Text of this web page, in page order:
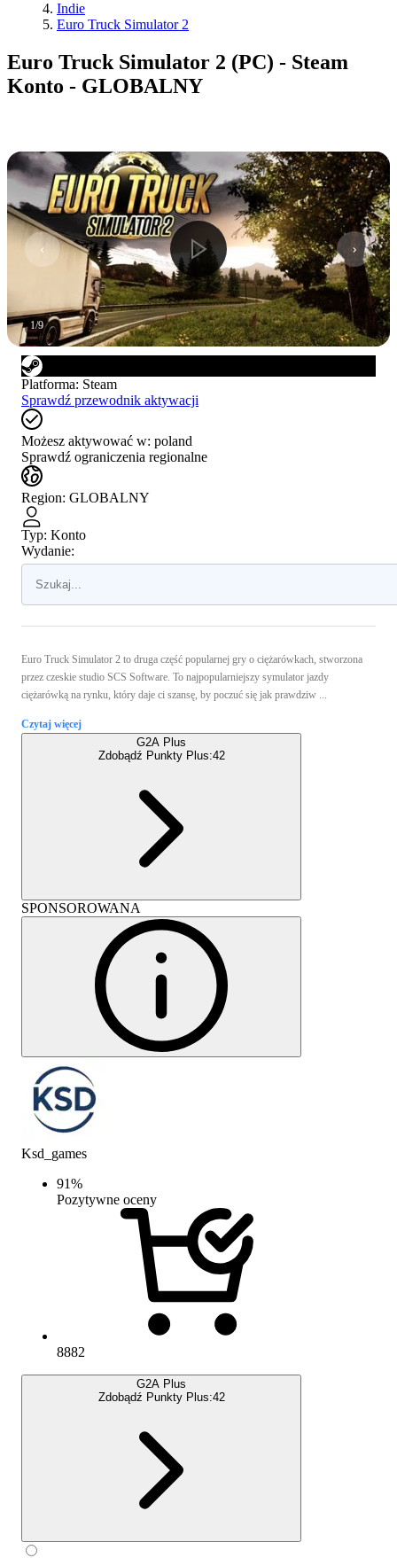
Indie
Euro Truck Simulator 2
Euro Truck Simulator 2 (PC) - Steam
Konto - GLOBALNY
1/9
Platforma: Steam
Sprawdź przewodnik aktywacji
Możesz aktywować w: poland
Sprawdź ograniczenia regionalne
Region: GLOBALNY
Typ: Konto
Wydanie:
Euro Truck Simulator 2 to druga część popularnej gry o ciężarówkach, stworzona
przez czeskie studio SCS Software. To najpopularniejszy symulator jazdy
ciężarówką na rynku, który daje ci szansę, by poczuć się jak prawdziw ...
Czytaj więcej
G2A Plus
Zdobądź Punkty Plus:42
SPONSOROWANA
Ksd_games
91%
Pozytywne oceny
8882
G2A Plus
Zdobądź Punkty Plus:42